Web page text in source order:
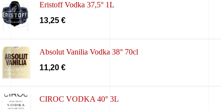
Eristoff Vodka 37,5° 1L
13,25 €
Absolut Vanilia Vodka 38° 70cl
11,20 €
CIROC VODKA 40° 3L